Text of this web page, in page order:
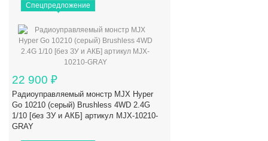
Спецпредложение
22 900 ₽
Радиоуправляемый монстр MJX Hyper
Go 10210 (серый) Brushless 4WD 2.4G
1/10 [без ЗУ и АКБ] артикул MJX-10210-
GRAY